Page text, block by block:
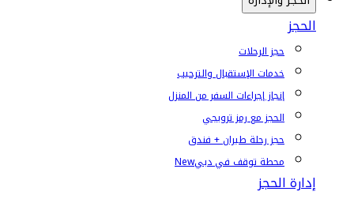
الحجز
حجز الرحلات
خدمات الإستقبال والترحيب
إنجاز إجراءات السفر من المنزل
الحجز مع رمز ترويجي
حجز رحلة طيران + فندق
محطة توقف في دبيNew
إدارة الحجز